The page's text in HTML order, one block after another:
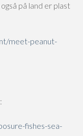
på land er plast
meet-peanut-
fishes-sea-